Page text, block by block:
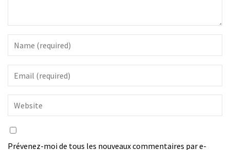
Prévenez-moi de tous les nouveaux commentaires par e-